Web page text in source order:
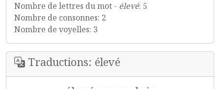
Nombre de lettres du mot - élevé: 5
Nombre de consonnes: 2
Nombre de voyelles: 3
Traductions: élevé